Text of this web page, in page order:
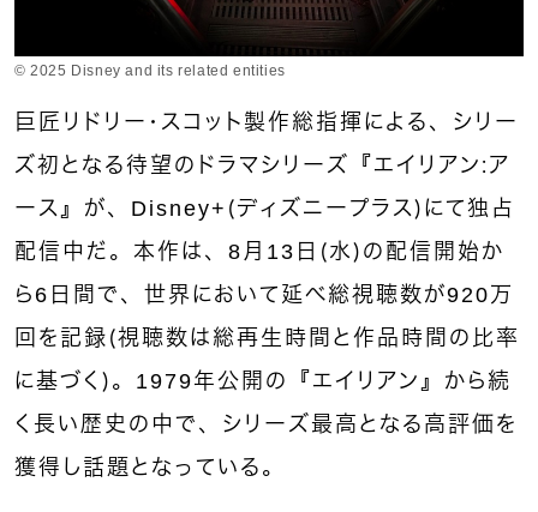
© 2025 Disney and its related entities
巨匠リドリー・スコット製作総指揮による、シリー
ズ初となる待望のドラマシリーズ『エイリアン：ア
ース』が、Disney+（ディズニープラス）にて独占
配信中だ。本作は、8月13日（水）の配信開始か
ら6日間で、世界において延べ総視聴数が920万
回を記録（視聴数は総再生時間と作品時間の比率
に基づく）。1979年公開の『エイリアン』から続
く長い歴史の中で、シリーズ最高となる高評価を
獲得し話題となっている。